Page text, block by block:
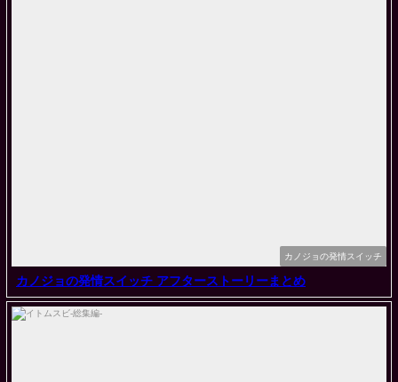
カノジョの発情スイッチ
カノジョの発情スイッチ アフターストーリーまとめ